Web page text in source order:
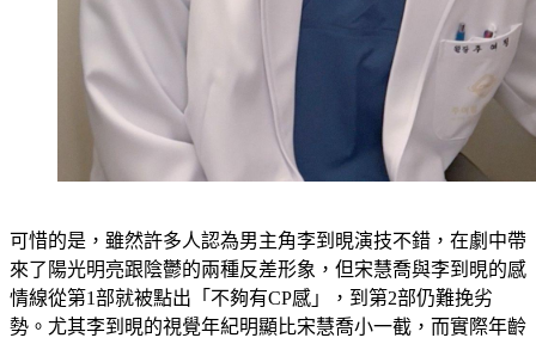
可惜的是，雖然許多人認為男主角李到晛演技不錯，在劇中帶
來了陽光明亮跟陰鬱的兩種反差形象，但宋慧喬與李到晛的感
情線從第1部就被點出「不夠有CP感」，到第2部仍難挽劣
勢。尤其李到晛的視覺年紀明顯比宋慧喬小一截，而實際年齡